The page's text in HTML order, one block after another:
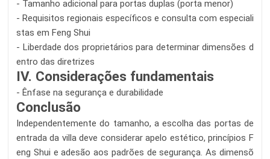
- Tamanho adicional para portas duplas (porta menor)
- Requisitos regionais específicos e consulta com especiali
stas em Feng Shui
- Liberdade dos proprietários para determinar dimensões d
entro das diretrizes
IV. Considerações fundamentais
- Ênfase na segurança e durabilidade
Conclusão
Independentemente do tamanho, a escolha das portas de
entrada da villa deve considerar apelo estético, princípios F
eng Shui e adesão aos padrões de segurança. As dimensõ